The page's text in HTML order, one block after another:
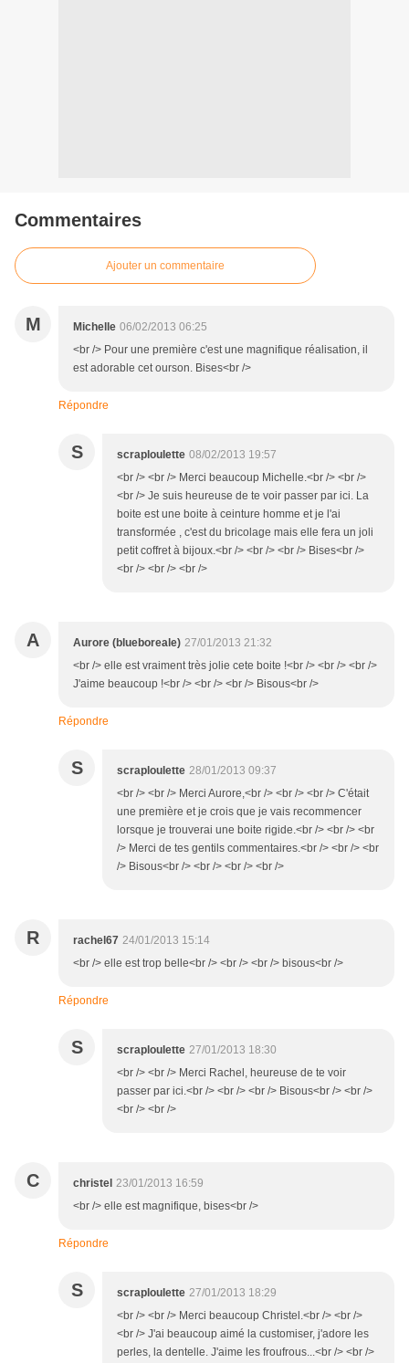
Commentaires
Ajouter un commentaire
M Michelle 06/02/2013 06:25
<br /> Pour une première c'est une magnifique réalisation, il
est adorable cet ourson. Bises<br />
Répondre
S scraploulette 08/02/2013 19:57
<br /> <br /> Merci beaucoup Michelle.<br /> <br />
<br /> Je suis heureuse de te voir passer par ici. La
boite est une boite à ceinture homme et je l'ai
transformée , c'est du bricolage mais elle fera un joli
petit coffret à bijoux.<br /> <br /> <br /> Bises<br />
<br /> <br /> <br />
A Aurore (blueboreale) 27/01/2013 21:32
<br /> elle est vraiment très jolie cete boite !<br /> <br /> <br />
J'aime beaucoup !<br /> <br /> <br /> Bisous<br />
Répondre
S scraploulette 28/01/2013 09:37
<br /> <br /> Merci Aurore,<br /> <br /> <br /> C'était
une première et je crois que je vais recommencer
lorsque je trouverai une boite rigide.<br /> <br /> <br
/> Merci de tes gentils commentaires.<br /> <br /> <br
/> Bisous<br /> <br /> <br /> <br />
R rachel67 24/01/2013 15:14
<br /> elle est trop belle<br /> <br /> <br /> bisous<br />
Répondre
S scraploulette 27/01/2013 18:30
<br /> <br /> Merci Rachel, heureuse de te voir
passer par ici.<br /> <br /> <br /> Bisous<br /> <br />
<br /> <br />
C christel 23/01/2013 16:59
<br /> elle est magnifique, bises<br />
Répondre
S scraploulette 27/01/2013 18:29
<br /> <br /> Merci beaucoup Christel.<br /> <br />
<br /> J'ai beaucoup aimé la customiser, j'adore les
perles, la dentelle. J'aime les froufrous...<br /> <br />